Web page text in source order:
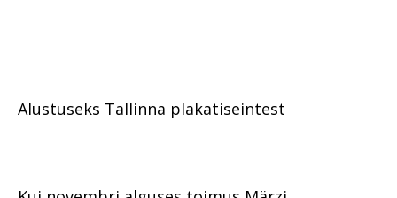
Alustuseks Tallinna plakatiseintest